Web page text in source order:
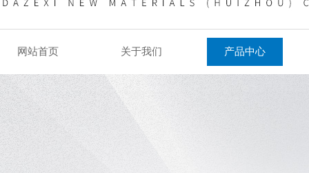
网站首页 关于我们 产品中心